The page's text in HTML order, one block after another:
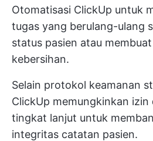
Otomatisasi ClickUp untuk
tugas yang berulang-ulang
status pasien atau
kebersihan.
Selain protokol keamanan
ClickUp memungkinkan
tingkat lanjut untuk
integritas catatan pasien.